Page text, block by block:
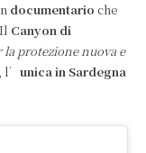
documentario che
Canyon di
la protezione nuova e
, l’ unica in Sardegna